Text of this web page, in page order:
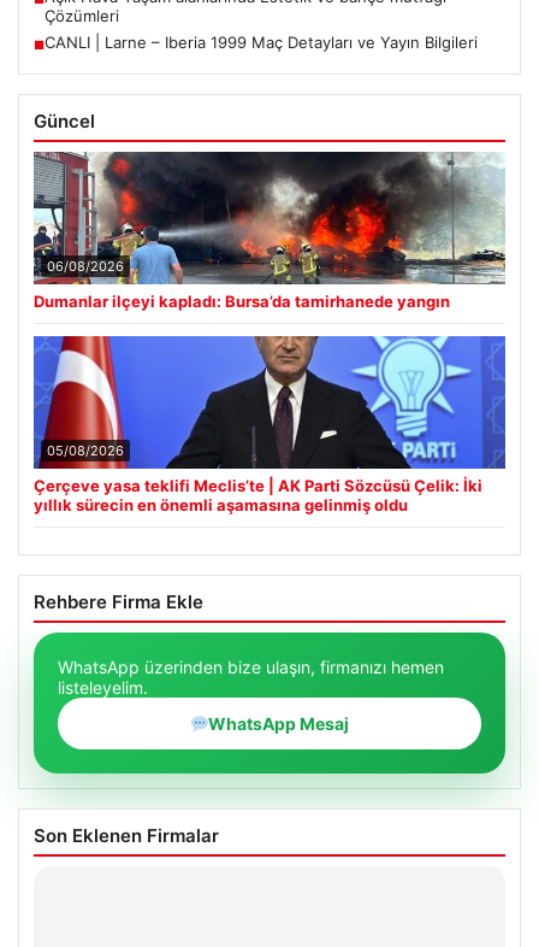
Çözümleri
■CANLI | Larne – Iberia 1999 Maç Detayları ve Yayın Bilgileri
Güncel
06/08/2026
Dumanlar ilçeyi kapladı: Bursa’da tamirhanede yangın
05/08/2026
Çerçeve yasa teklifi Meclis’te | AK Parti Sözcüsü Çelik: İki
yıllık sürecin en önemli aşamasına gelinmiş oldu
Rehbere Firma Ekle
WhatsApp üzerinden bize ulaşın, firmanızı hemen
listeleyelim.
WhatsApp Mesaj
Son Eklenen Firmalar